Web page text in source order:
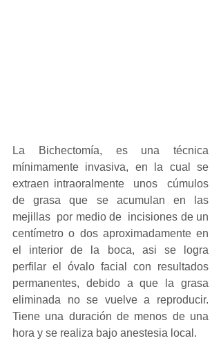
La Bichectomía, es una técnica
mínimamente invasiva, en la cual se
extraen intraoralmente  unos  cúmulos
de grasa que se acumulan en las
mejillas  por medio de  incisiones de un
centímetro o dos aproximadamente en
el interior de la boca, asi se logra
perfilar el óvalo facial con resultados
permanentes, debido a que la grasa
eliminada no se vuelve a reproducir.
Tiene una duración de menos de una
hora y se realiza bajo anestesia local.